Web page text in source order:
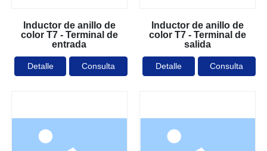
Inductor de anillo de
color T7 - Terminal de
entrada
Detalle Consulta
Inductor de anillo de
color T7 - Terminal de
salida
Detalle Consulta